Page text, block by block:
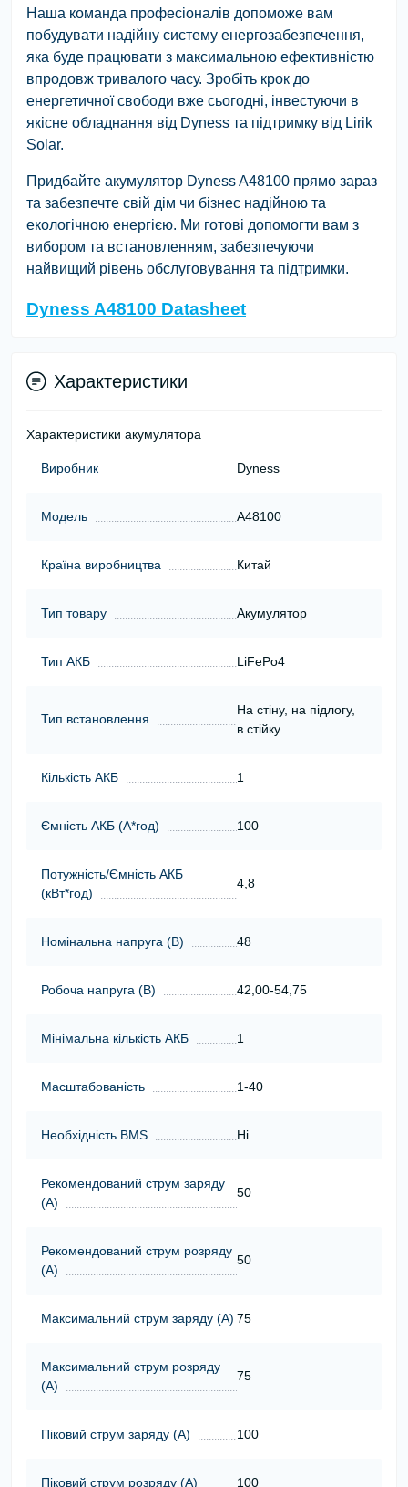
Наша команда професіоналів допоможе вам
побудувати надійну систему енергозабезпечення,
яка буде працювати з максимальною ефективністю
впродовж тривалого часу. Зробіть крок до
енергетичної свободи вже сьогодні, інвестуючи в
якісне обладнання від Dyness та підтримку від Lirik
Solar.
Придбайте акумулятор Dyness A48100 прямо зараз
та забезпечте свій дім чи бізнес надійною та
екологічною енергією. Ми готові допомогти вам з
вибором та встановленням, забезпечуючи
найвищий рівень обслуговування та підтримки.
Dyness A48100 Datasheet
Характеристики
Характеристики акумулятора
Виробник Dyness
Модель A48100
Країна виробництва Китай
Тип товару Акумулятор
Тип АКБ LiFePo4
Тип встановлення
На стіну, на підлогу,
в стійку
Кількість АКБ 1
Ємність АКБ (А*год) 100
Потужність/Ємність АКБ
(кВт*год)
4,8
Номінальна напруга (В) 48
Робоча напруга (В) 42,00-54,75
Мінімальна кількість АКБ 1
Масштабованість 1-40
Необхідність BMS Ні
Рекомендований струм заряду
(А)
50
Рекомендований струм розряду
(А)
50
Максимальний струм заряду (А) 75
Максимальний струм розряду
(А)
75
Піковий струм заряду (А) 100
Піковий струм розряду (А) 100